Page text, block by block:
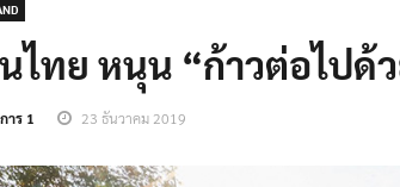
ไทย หนุน “ก้าวต่อไปด้
าร 1 23 ธันวาคม 2019